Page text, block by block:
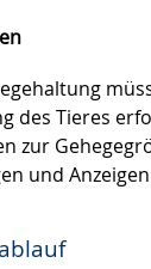
des Tieres
zur
und